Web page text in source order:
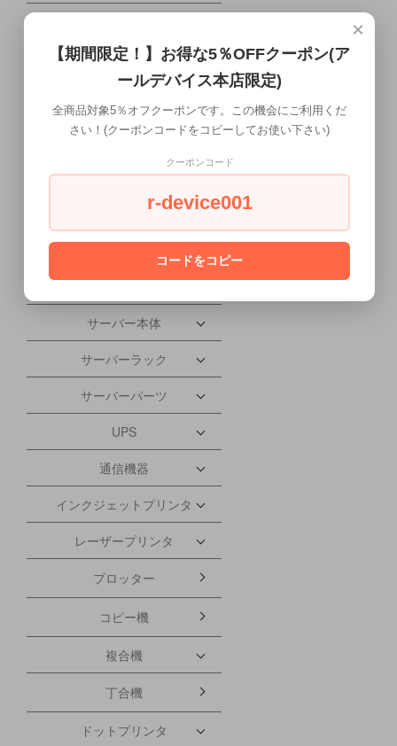
配送について
液晶ディスプレイ
会社概要
ソフトウェア
サーバー本体
サーバーラック
サーバーパーツ
UPS
通信機器
インクジェットプリンタ
レーザープリンタ
プロッター
コピー機
複合機
丁合機
ドットプリンタ
×
【期間限定！】お得な5％OFFクーポン(ア
ールデバイス本店限定)
全商品対象5％オフクーポンです。この機会にご利用くだ
さい！(クーポンコードをコピーしてお使い下さい)
クーポンコード
r-device001
コードをコピー